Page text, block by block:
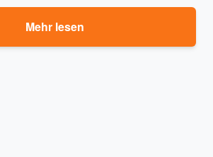
Mehr lesen